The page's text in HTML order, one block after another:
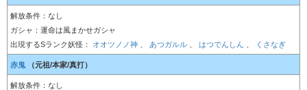
解放条件：なし
ガシャ：運命は風まかせガシャ
出現するSランク妖怪：
オオツノノ神 あつガルル はつでんしん くさなぎ
赤鬼 （元祖/本家/真打）
解放条件：なし